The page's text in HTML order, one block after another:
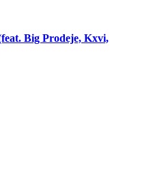
Big Prodeje, Kxvi,